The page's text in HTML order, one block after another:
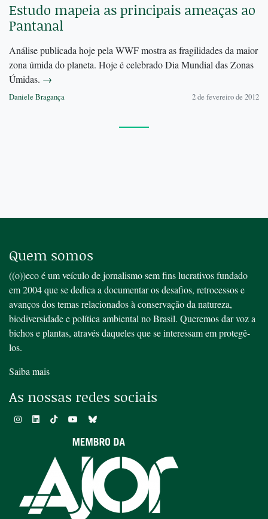
Estudo mapeia as principais ameaças ao
Pantanal
Análise publicada hoje pela WWF mostra as fragilidades da maior
zona úmida do planeta. Hoje é celebrado Dia Mundial das Zonas
Úmidas. →
Daniele Bragança 2 de fevereiro de 2012
Quem somos
((o))eco é um veículo de jornalismo sem fins lucrativos fundado
em 2004 que se dedica a documentar os desafios, retrocessos e
avanços dos temas relacionados à conservação da natureza,
biodiversidade e política ambiental no Brasil. Queremos dar voz a
bichos e plantas, através daqueles que se interessam em protegê-
los.
Saiba mais
As nossas redes sociais